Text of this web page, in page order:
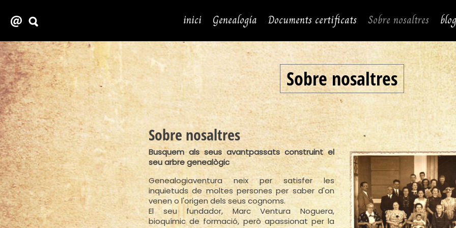
inici Genealogía Documents certificats Sobre nosaltres blog
Sobre nosaltres
Sobre nosaltres
Busquem als seus avantpassats construint el
seu arbre genealògic
Genealogiaventura neix per satisfer les
inquietuds de moltes persones per saber d'on
venen o l'origen dels seus cognoms.
El seu fundador, Marc Ventura Noguera,
bioquímic de formació, però apassionat per la